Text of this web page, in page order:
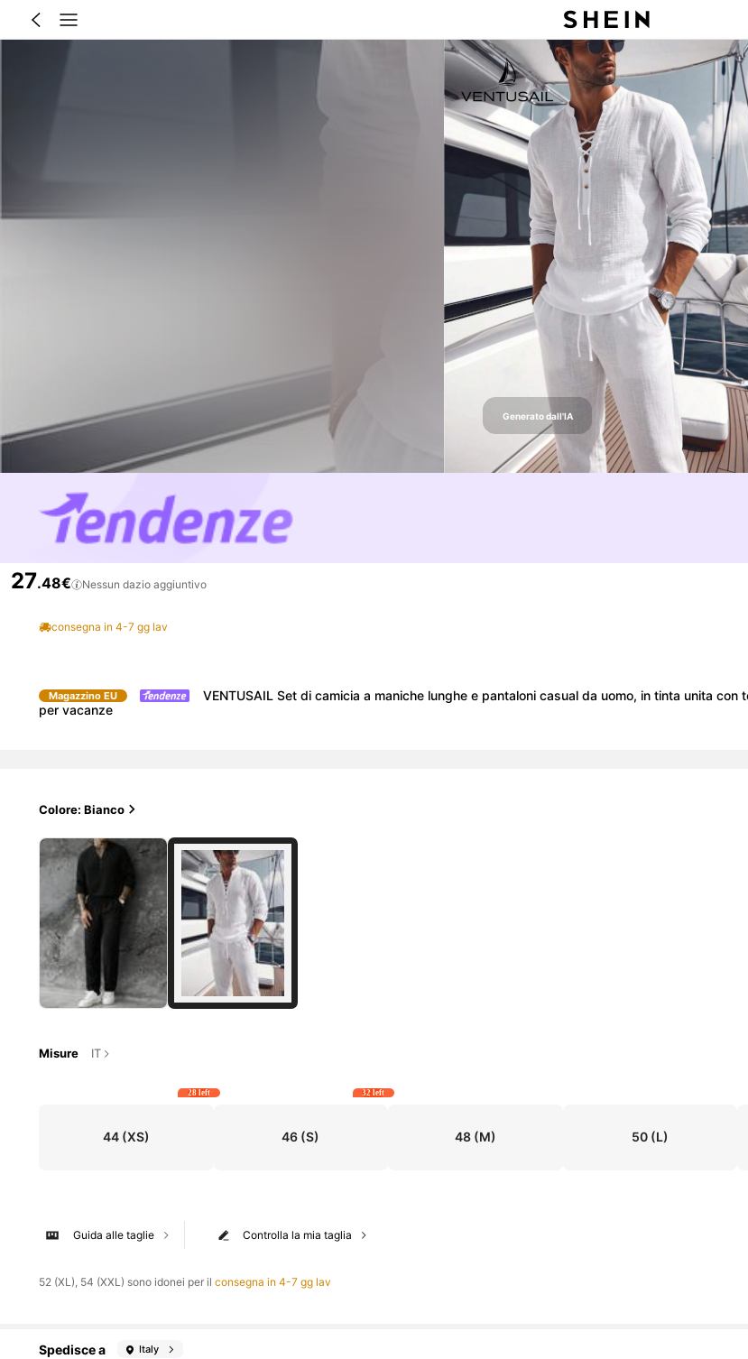
Generato dall'IA
27.48€ Nessun dazio aggiuntivo
consegna in 4-7 gg lav
Magazzino EU
VENTUSAIL Set di camicia a maniche lunghe e pantaloni casual da uomo, in tinta unita
per vacanze
Colore: Bianco
Misure IT
44(XS)
28 left
46 (S)
32 left
48(M) 50(L)
Controlla la mia taglia
Guida alle taglie
52 (XL), 54 (XXL) sono idonei per il consegna in 4-7 gg lav
Spedisce a Italy